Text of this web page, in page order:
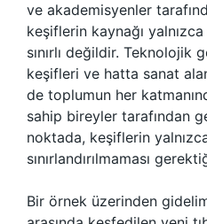
ve akademisyenler
keşiflerin kaynağı
sınırlı değildir. Teknolojik
keşifleri ve hatta sanat
de toplumun her
sahip bireyler tarafından
noktada, keşiflerin
sınırlandırılmaması
Bir örnek üzerinden